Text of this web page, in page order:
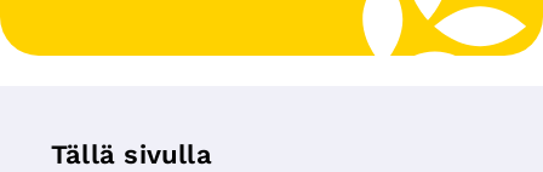
Tällä sivulla